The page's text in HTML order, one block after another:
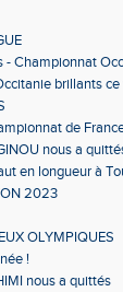
- Championnat
brillants
de
nous a
en longueur à
2023
OLYMPIQUES
!
nous a quittés